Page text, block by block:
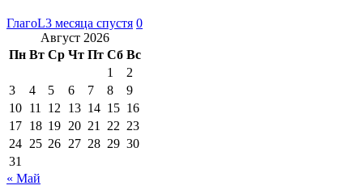
ГлагоL3 месяца спустя 0
Август 2026
Пн Вт Ср Чт Пт Сб Вс
1
2
3
4 5 6 7 8
9
10 11 12 13 14 15 16
17 18 19 20 21 22 23
24 25 26 27 28 29 30
31
« Май